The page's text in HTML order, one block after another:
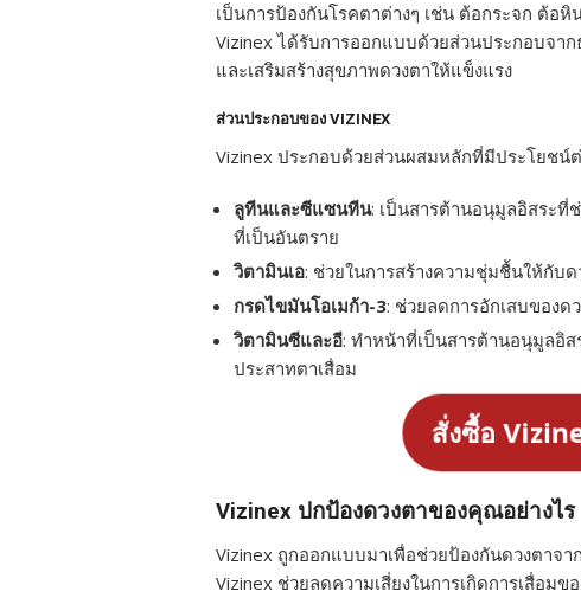
เป็นการป้องกันโรคตาต่างๆ เช่น ต้อกระจก ต้อ
Vizinex ได้รับการออกแบบด้วยส่วนประกอบจา
และเสริมสร้างสุขภาพดวงตาให้แข็งแรง
ส่วนประกอบของ VIZINEX
Vizinex ประกอบด้วยส่วนผสมหลักที่มีประโยชน์
ลูทีนและซีแซนทีน: เป็นสารต้านอนุมูลอิสระที่
ที่เป็นอันตราย
วิตามินเอ: ช่วยในการสร้างความชุ่มชื้นให้กับ
กรดไขมันโอเมก้า-3: ช่วยลดการอักเสบของด
วิตามินซีและอี: ทำหน้าที่เป็นสารต้านอนุมูลอิส
ประสาทตาเสื่อม
สั่งซื้อ
Vizinex ปกป้องดวงตาของคุณอย่างไร
Vizinex ถูกออกแบบมาเพื่อช่วยป้องกันดวงตาจ
Vizinex ช่วยลดความเสี่ยงในการเกิดการเสื่อม